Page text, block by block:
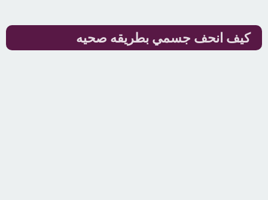
كيف انحف جسمي بطريقه صحيه